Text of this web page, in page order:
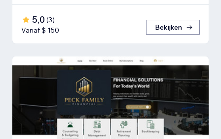
5,0 (3)
Vanaf $ 150
Bekijken